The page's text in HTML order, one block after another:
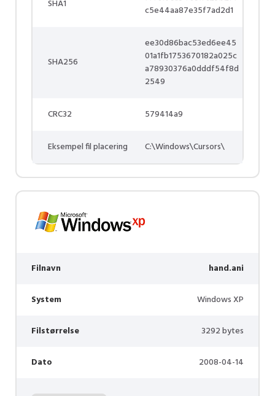
SHA1
c5e44aa87e35f7ad2d1
SHA256
ee30d86bac53ed6ee45
01a1fb1753670182a025c
a78930376a0dddf54f8d
2549
CRC32 579414a9
Eksempel fil placering C:\Windows\Cursors\
Filnavn hand.ani
System Windows XP
Filstørrelse 3292 bytes
Dato 2008-04-14